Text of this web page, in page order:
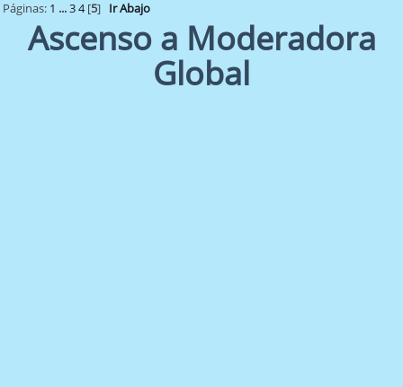
Páginas: 1 ...3 4[5] Ir Abajo
Ascenso a Moderadora
Global